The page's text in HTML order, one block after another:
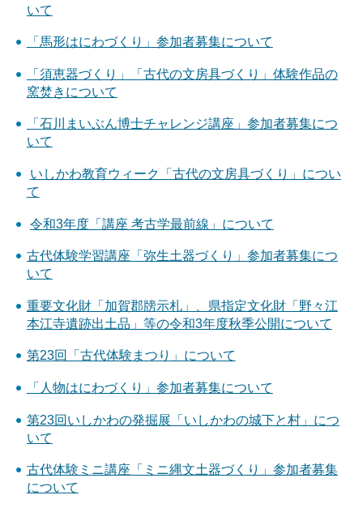
いて
「馬形はにわづくり」参加者募集について
「須恵器づくり」「古代の文房具づくり」体験作品の
窯焚きについて
「石川まいぶん博士チャレンジ講座」参加者募集につ
いて
いしかわ教育ウィーク「古代の文房具づくり」につい
て
令和3年度「講座 考古学最前線」について
古代体験学習講座「弥生土器づくり」参加者募集につ
いて
重要文化財「加賀郡牓示札」、県指定文化財「野々江
本江寺遺跡出土品」等の令和3年度秋季公開について
第23回「古代体験まつり」について
「人物はにわづくり」参加者募集について
第23回いしかわの発掘展「いしかわの城下と村」につ
いて
古代体験ミニ講座「ミニ縄文土器づくり」参加者募集
について